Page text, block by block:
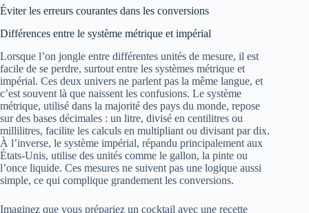
Éviter les erreurs courantes dans les conversions
Différences entre le système métrique et impérial
Lorsque l’on jongle entre différentes unités de mesure, il est
facile de se perdre, surtout entre les systèmes métrique et
impérial. Ces deux univers ne parlent pas la même langue, et
c’est souvent là que naissent les confusions. Le système
métrique, utilisé dans la majorité des pays du monde, repose
sur des bases décimales : un litre, divisé en centilitres ou
millilitres, facilite les calculs en multipliant ou divisant par dix.
À l’inverse, le système impérial, répandu principalement aux
États-Unis, utilise des unités comme le gallon, la pinte ou
l’once liquide. Ces mesures ne suivent pas une logique aussi
simple, ce qui complique grandement les conversions.
Imaginez que vous prépariez un cocktail avec une recette